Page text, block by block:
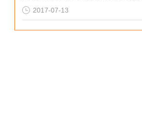
2017-07-13